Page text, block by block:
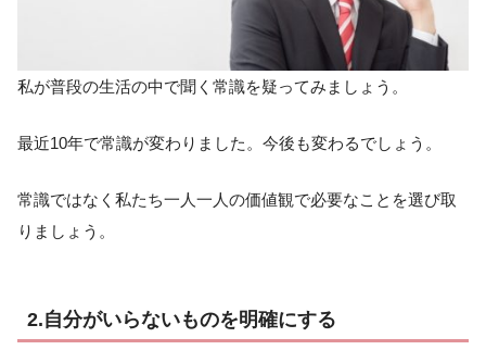
私が普段の生活の中で聞く常識を疑ってみましょう。
最近10年で常識が変わりました。今後も変わるでしょう。
常識ではなく私たち一人一人の価値観で必要なことを選び取
りましょう。
2.自分がいらないものを明確にする